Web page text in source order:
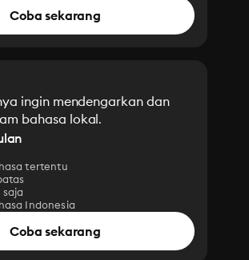
Coba sekarang
ingin mendengarkan dan
bahasa lokal.
tertentu
Indonesia
Coba sekarang